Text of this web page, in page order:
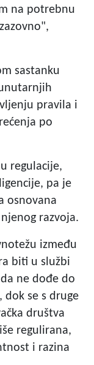
na potrebnu
sastanku
pravila i
po
regulacije,
pa je
osnovana
razvoja.
između
biti u službi
ne dođe do
se s druge
društva
regulirana,
i razina